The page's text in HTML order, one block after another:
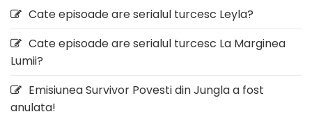
Cate episoade are serialul turcesc Leyla?
Cate episoade are serialul turcesc La Marginea
Lumii?
Emisiunea Survivor Povesti din Jungla a fost
anulata!